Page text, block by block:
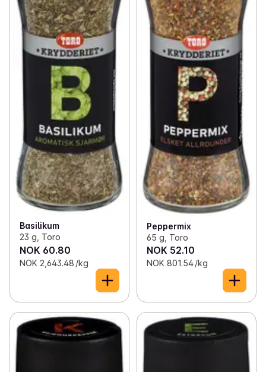
Basilikum
23 g, Toro
NOK 60.80
NOK 2,643.48 /kg
Peppermix
65 g, Toro
NOK 52.10
NOK 801.54 /kg